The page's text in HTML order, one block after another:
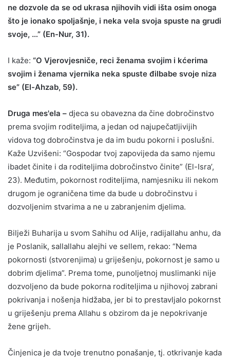
ne dozvole da se od ukrasa njihovih vidi išta osim onoga
što je ionako spoljašnje, i neka vela svoja spuste na grudi
svoje, …” (En-Nur, 31).
I kaže: “O Vjerovjesniče, reci ženama svojim i kćerima
svojim i ženama vjernika neka spuste đilbabe svoje niza
se” (El-Ahzab, 59).
Druga mes'ela – djeca su obavezna da čine dobročinstvo
prema svojim roditeljima, a jedan od najupečatljivijih
vidova tog dobročinstva je da im budu pokorni i poslušni.
Kaže Uzvišeni: “Gospodar tvoj zapovijeda da samo njemu
ibadet činite i da roditeljima dobročinstvo činite” (El-Isra’,
23). Međutim, pokornost roditeljima, namjesniku ili nekom
drugom je ograničena time da bude u dobročinstvu i
dozvoljenim stvarima a ne u zabranjenim djelima.
Bilježi Buharija u svom Sahihu od Alije, radijallahu anhu, da
je Poslanik, sallallahu alejhi ve sellem, rekao: “Nema
pokornosti (stvorenjima) u griješenju, pokornost je samo u
dobrim djelima”. Prema tome, punoljetnoj muslimanki nije
dozvoljeno da bude pokorna roditeljima u njihovoj zabrani
pokrivanja i nošenja hidžaba, jer bi to prestavljalo pokornst
u griješenju prema Allahu s obzirom da je nepokrivanje
žene grijeh.
Činjenica je da tvoje trenutno ponašanje, tj. otkrivanje kada